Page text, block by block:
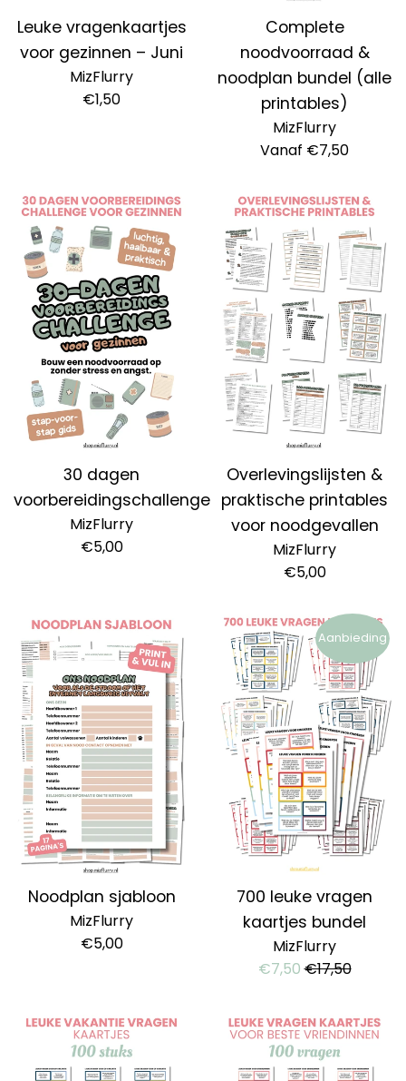
Leuke vragenkaartjes
voor gezinnen – Juni
MizFlurry
Normale
€1,50
Complete
noodvoorraad &
noodplan bundel (alle
printables)
MizFlurry
Vanaf €7,50
30 dagen
voorbereidingschallenge
MizFlurry
Normale
€5,00
Overlevingslijsten &
praktische printables
voor noodgevallen
MizFlurry
Normale
€5,00
Noodplan sjabloon
MizFlurry
Normale
€5,00
700 leuke vragen
kaartjes bundel
MizFlurry
Aanbiedingsprijs
€7,50Normale
€17,50
Aanbieding